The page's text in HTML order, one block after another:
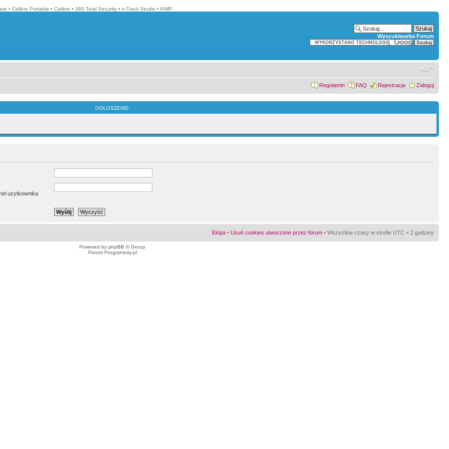
• Calibre Portable • Calibre • 360 Total Security • n-Track Studio • AIMP
Wyszukiwarka Forum
Regulamin FAQ Rejestracja Zaloguj
OGŁOSZENIE:
użytkownika
Ekipa • Usuń cookies utworzone przez forum • Wszystkie czasy w strefie UTC + 2 godziny
Powered by phpBB © Group
Forum Programosy.pl